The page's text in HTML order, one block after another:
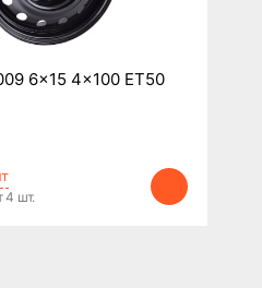
6x15 4x100 ET50
4 шт.